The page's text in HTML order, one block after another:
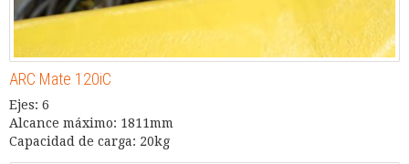
ARC Mate 120iC
Ejes: 6
Alcance máximo: 1811mm
Capacidad de carga: 20kg